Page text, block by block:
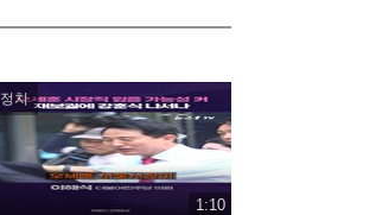
푸틴 별장 코앞 휴양지에 드
론 쾅!…러 국민들 공포
2026.08.04
정치
1:10